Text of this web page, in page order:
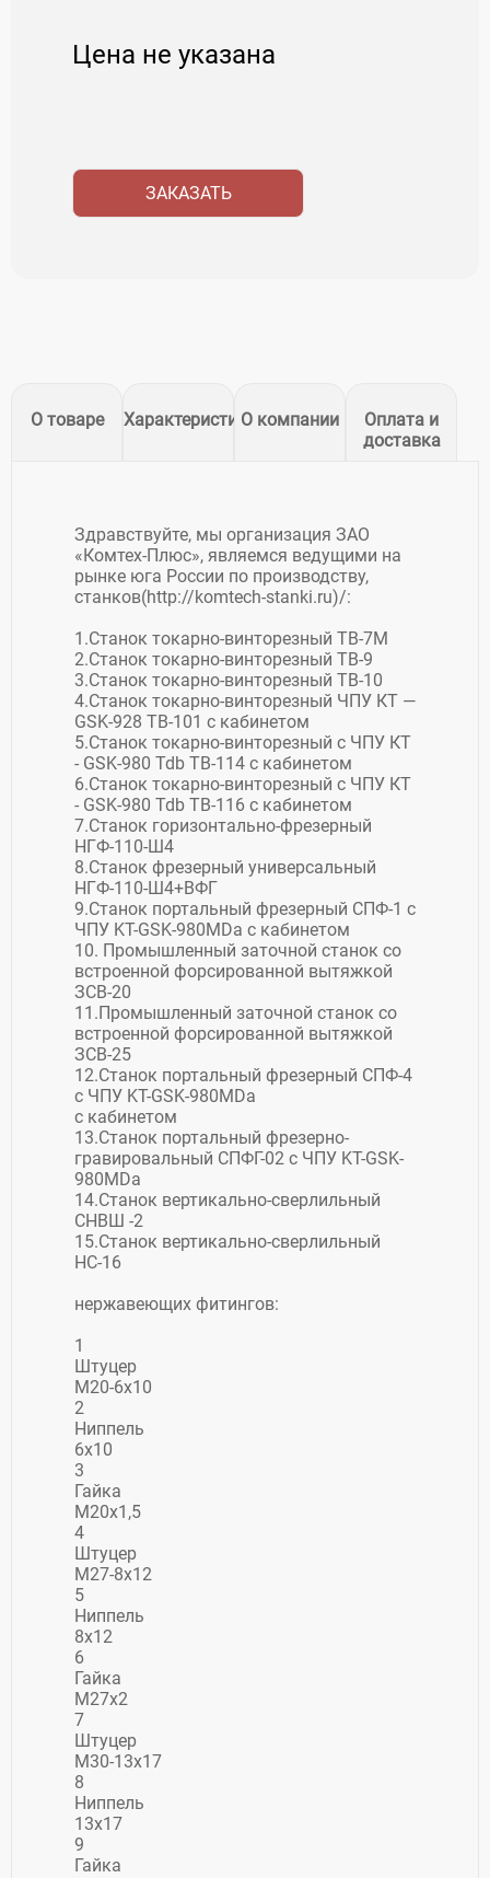
Цена не указана
ЗАКАЗАТЬ
О товаре ХарактеристикиО компании
Оплата и
доставка
Здравствуйте, мы организация ЗАО
«Комтех-Плюс», являемся ведущими на
рынке юга России по производству,
станков(http://komtech-stanki.ru)/:
1.Станок токарно-винторезный ТВ-7М
2.Станок токарно-винторезный ТВ-9
3.Станок токарно-винторезный ТВ-10
4.Станок токарно-винторезный ЧПУ КТ —
GSK-928 ТВ-101 с кабинетом
5.Станок токарно-винторезный c ЧПУ КТ
- GSK-980 Tdb ТВ-114 с кабинетом
6.Станок токарно-винторезный c ЧПУ КТ
- GSK-980 Tdb ТВ-116 с кабинетом
7.Станок горизонтально-фрезерный
НГФ-110-Ш4
8.Станок фрезерный универсальный
НГФ-110-Ш4+ВФГ
9.Станок портальный фрезерный СПФ-1 с
ЧПУ KT-GSK-980MDa с кабинетом
10. Промышленный заточной станок со
встроенной форсированной вытяжкой
ЗСВ-20
11.Промышленный заточной станок со
встроенной форсированной вытяжкой
ЗСВ-25
12.Станок портальный фрезерный СПФ-4
с ЧПУ KT-GSK-980MDa
с кабинетом
13.Станок портальный фрезерно-
гравировальный СПФГ-02 с ЧПУ KT-GSK-
980MDa
14.Станок вертикально-сверлильный
СНВШ -2
15.Станок вертикально-сверлильный
НС-16
нержавеющих фитингов:
1
Штуцер
М20-6х10
2
Ниппель
6х10
3
Гайка
М20х1,5
4
Штуцер
М27-8х12
5
Ниппель
8х12
6
Гайка
М27х2
7
Штуцер
М30-13х17
8
Ниппель
13х17
9
Гайка